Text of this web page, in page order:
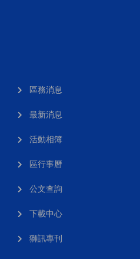
區務消息
最新消息
活動相簿
區行事曆
公文查詢
下載中心
獅訊專刊